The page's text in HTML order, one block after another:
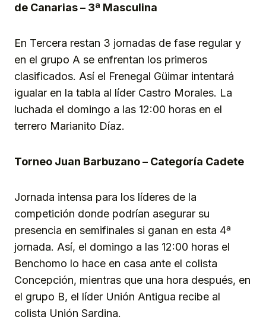
de Canarias – 3ª Masculina
En Tercera restan 3 jornadas de fase regular y
en el grupo A se enfrentan los primeros
clasificados. Así el Frenegal Güimar intentará
igualar en la tabla al líder Castro Morales. La
luchada el domingo a las 12:00 horas en el
terrero Marianito Díaz.
Torneo Juan Barbuzano – Categoría Cadete
Jornada intensa para los líderes de la
competición donde podrían asegurar su
presencia en semifinales si ganan en esta 4ª
jornada. Así, el domingo a las 12:00 horas el
Benchomo lo hace en casa ante el colista
Concepción, mientras que una hora después, en
el grupo B, el líder Unión Antigua recibe al
colista Unión Sardina.